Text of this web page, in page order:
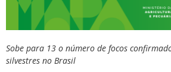
Sobe para 13 o número de focos
silvestres no Brasil